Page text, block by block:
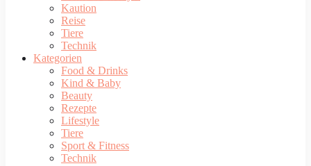
Kaution
Reise
Tiere
Technik
Kategorien
Food & Drinks
Kind & Baby
Beauty
Rezepte
Lifestyle
Tiere
Sport & Fitness
Technik